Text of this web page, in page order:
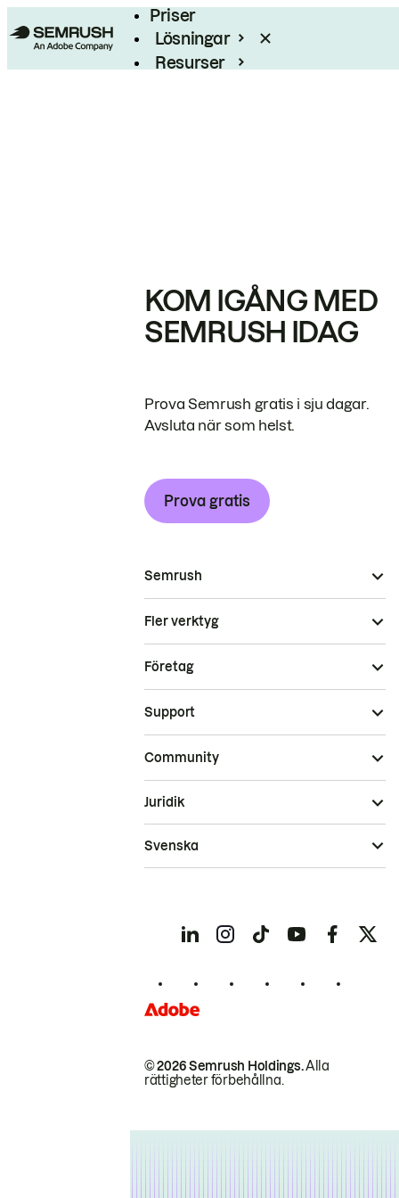
Priser
Lösningar
Resurser
KOM IGÅNG MED
SEMRUSH IDAG
Prova Semrush gratis i sju dagar.
Avsluta när som helst.
Prova gratis
Semrush
Fler verktyg
Företag
Support
Community
© 2026 Semrush Holdings.Alla
rättigheter förbehållna.
Juridik
Svenska